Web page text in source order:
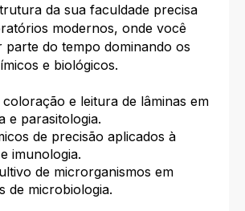
da sua faculdade precisa
modernos, onde você
parte do tempo dominando os
e biológicos.
coloração e leitura de lâminas em
e parasitologia.
de precisão aplicados à
imunologia.
de microrganismos em
de microbiologia.